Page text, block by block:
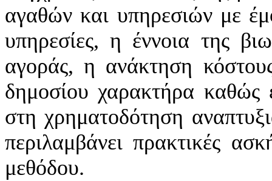
αγαθών και υπηρεσιών με
υπηρεσίες, η έννοια της
αγοράς, η ανάκτηση
δημοσίου χαρακτήρα καθώς
στη χρηματοδότηση
περιλαμβάνει πρακτικές
μεθόδου.